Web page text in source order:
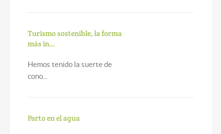
Turismo sostenible, la forma
más in…
Hemos tenido la suerte de
cono...
Parto en el agua